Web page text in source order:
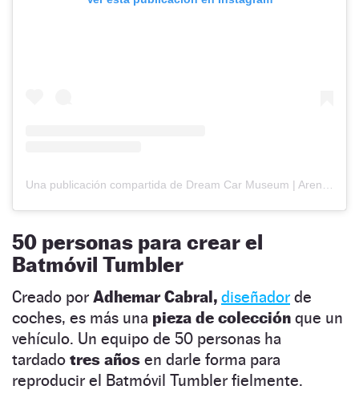
50 personas para crear el
Batmóvil Tumbler
Creado por Adhemar Cabral, diseñador de
coches, es más una pieza de colección que un
vehículo. Un equipo de 50 personas ha
tardado tres años en darle forma para
reproducir el Batmóvil Tumbler fielmente.